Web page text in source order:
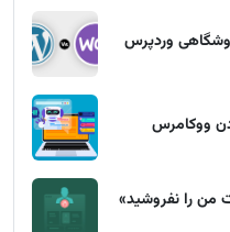
وردپرس
من را نفروشید»